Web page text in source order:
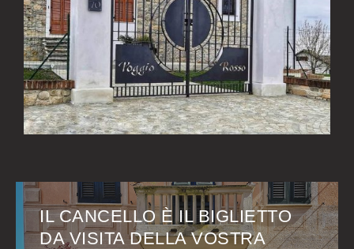
IL CANCELLO È IL BIGLIETTO
DA VISITA DELLA VOSTRA